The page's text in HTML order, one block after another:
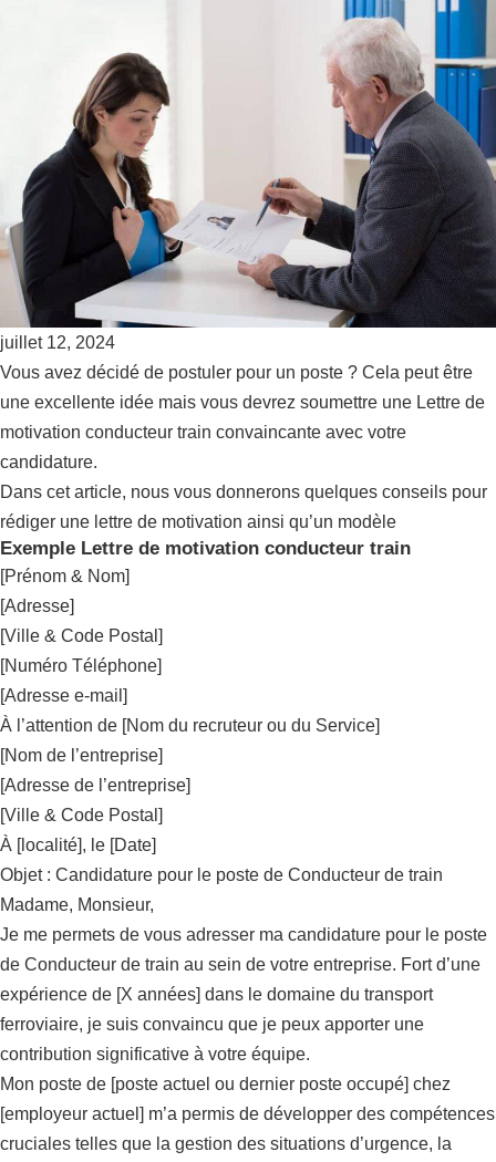
juillet 12, 2024
Vous avez décidé de postuler pour un poste ? Cela peut être
une excellente idée mais vous devrez soumettre une Lettre de
motivation conducteur train convaincante avec votre
candidature.
Dans cet article, nous vous donnerons quelques conseils pour
rédiger une lettre de motivation ainsi qu’un modèle
Exemple Lettre de motivation conducteur train
[Prénom & Nom]
[Adresse]
[Ville & Code Postal]
[Numéro Téléphone]
[Adresse e-mail]
À l’attention de [Nom du recruteur ou du Service]
[Nom de l’entreprise]
[Adresse de l’entreprise]
[Ville & Code Postal]
À [localité], le [Date]
Objet : Candidature pour le poste de Conducteur de train
Madame, Monsieur,
Je me permets de vous adresser ma candidature pour le poste
de Conducteur de train au sein de votre entreprise. Fort d’une
expérience de [X années] dans le domaine du transport
ferroviaire, je suis convaincu que je peux apporter une
contribution significative à votre équipe.
Mon poste de [poste actuel ou dernier poste occupé] chez
[employeur actuel] m’a permis de développer des compétences
cruciales telles que la gestion des situations d’urgence, la